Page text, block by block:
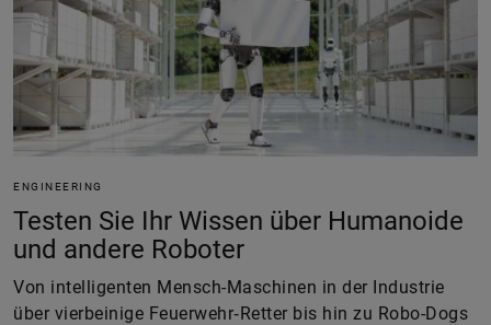
ENGINEERING
Testen Sie Ihr Wissen über Humanoide
und andere Roboter
Von intelligenten Mensch-Maschinen in der Industrie
über vierbeinige Feuerwehr‑Retter bis hin zu Robo-Dogs